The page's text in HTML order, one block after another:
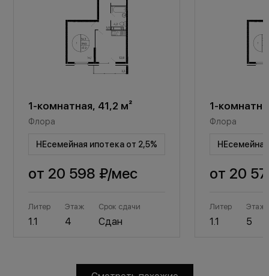
1-комнатная, 41,2 м²
Флора
НЕсемейная ипотека от 2,5%
от 20 598 ₽/мес
Литер
1.1
Этаж
4
Срок сдачи
Сдан
1-
Флора
от 20
Литер
1.1
Этаж
5